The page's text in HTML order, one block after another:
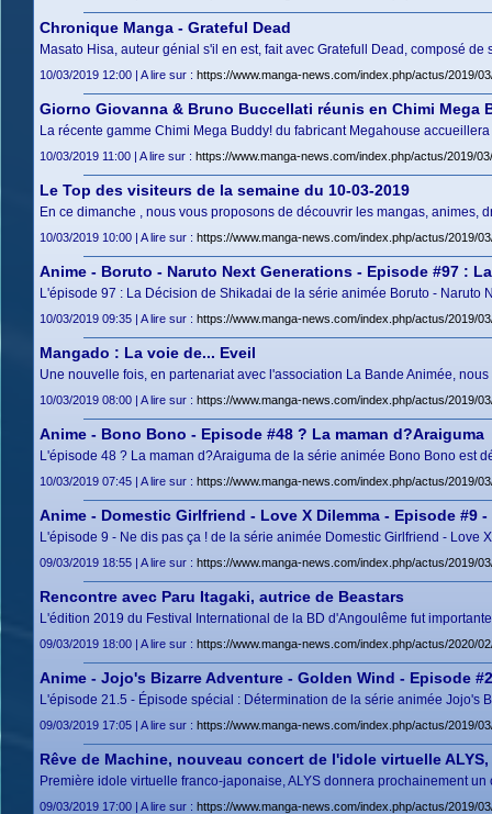
Chronique Manga - Grateful Dead
Masato Hisa, auteur génial s'il en est, fait avec Gratefull Dead, composé
10/03/2019 12:00 | A lire sur : https://www.manga-news.com/index.php/actus/2019/
Giorno Giovanna & Bruno Buccellati réunis en Chimi Mega
La récente gamme Chimi Mega Buddy! du fabricant Megahouse
10/03/2019 11:00 | A lire sur : https://www.manga-news.com/index.php/actus/2019/
Le Top des visiteurs de la semaine du 10-03-2019
En ce dimanche , nous vous proposons de découvrir les mangas, animes,
10/03/2019 10:00 | A lire sur : https://www.manga-news.com/index.php/actus/2019/
Anime - Boruto - Naruto Next Generations - Episode #97 :
L'épisode 97 : La Décision de Shikadai de la série animée Boruto -
10/03/2019 09:35 | A lire sur : https://www.manga-news.com/index.php/actus/2019/
Mangado : La voie de... Eveil
Une nouvelle fois, en partenariat avec l'association La Bande Animée,
10/03/2019 08:00 | A lire sur : https://www.manga-news.com/index.php/actus/2019/
Anime - Bono Bono - Episode #48 ? La maman d?Araiguma
L'épisode 48 ? La maman d?Araiguma de la série animée Bono Bono est
10/03/2019 07:45 | A lire sur : https://www.manga-news.com/index.php/actus/2019/
Anime - Domestic Girlfriend - Love X Dilemma - Episode #9
L'épisode 9 - Ne dis pas ça ! de la série animée Domestic Girlfriend -
09/03/2019 18:55 | A lire sur : https://www.manga-news.com/index.php/actus/2019/
Rencontre avec Paru Itagaki, autrice de Beastars
L'édition 2019 du Festival International de la BD d'Angoulême fut
09/03/2019 18:00 | A lire sur : https://www.manga-news.com/index.php/actus/2020/
Anime - Jojo's Bizarre Adventure - Golden Wind - Episode
L'épisode 21.5 - Épisode spécial : Détermination de la série animée Jojo's
09/03/2019 17:05 | A lire sur : https://www.manga-news.com/index.php/actus/2019/
Rêve de Machine, nouveau concert de l'idole virtuelle
Première idole virtuelle franco-japonaise, ALYS donnera prochainement
09/03/2019 17:00 | A lire sur : https://www.manga-news.com/index.php/actus/2019/